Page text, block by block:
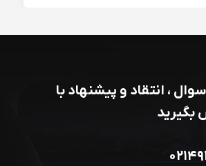
، انتقاد و پیشنهاد با
بگیرید